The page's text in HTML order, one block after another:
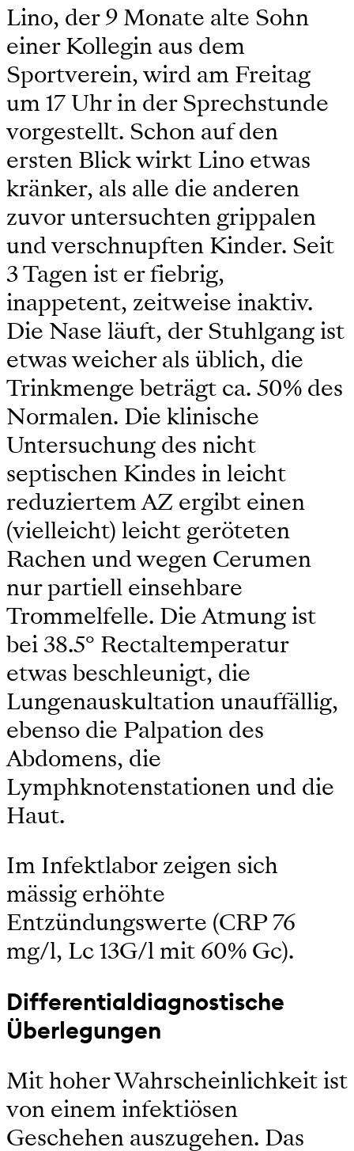
Lino, der 9 Monate alte Sohn
einer Kollegin aus dem
Sportverein, wird am Freitag
um 17 Uhr in der Sprechstunde
vorgestellt. Schon auf den
ersten Blick wirkt Lino etwas
kränker, als alle die anderen
zuvor untersuchten grippalen
und verschnupften Kinder. Seit
3 Tagen ist er fiebrig,
inappetent, zeitweise inaktiv.
Die Nase läuft, der Stuhlgang ist
etwas weicher als üblich, die
Trinkmenge beträgt ca. 50% des
Normalen. Die klinische
Untersuchung des nicht
septischen Kindes in leicht
reduziertem AZ ergibt einen
(vielleicht) leicht geröteten
Rachen und wegen Cerumen
nur partiell einsehbare
Trommelfelle. Die Atmung ist
bei 38.5° Rectaltemperatur
etwas beschleunigt, die
Lungenauskultation unauffällig,
ebenso die Palpation des
Abdomens, die
Lymphknotenstationen und die
Haut.
Im Infektlabor zeigen sich
mässig erhöhte
Entzündungswerte (CRP 76
mg/l, Lc 13G/l mit 60% Gc).
Differentialdiagnostische
Überlegungen
Mit hoher Wahrscheinlichkeit ist
von einem infektiösen
Geschehen auszugehen. Das